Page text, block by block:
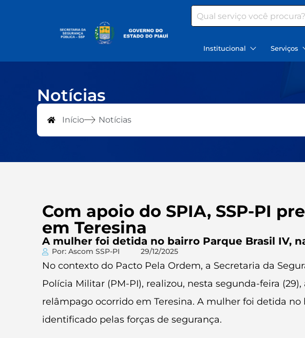
Search
Institucional Serviços
Notícias
Início Notícias
Com apoio do SPIA, SSP-PI
em Teresina
A mulher foi detida no bairro Parque Brasil IV,
Por: Ascom SSP-PI 29/12/2025
No contexto do Pacto Pela Ordem, a Secretaria da
Polícia Militar (PM-PI), realizou, nesta segunda-feira
relâmpago ocorrido em Teresina. A mulher foi detida
identificado pelas forças de segurança.